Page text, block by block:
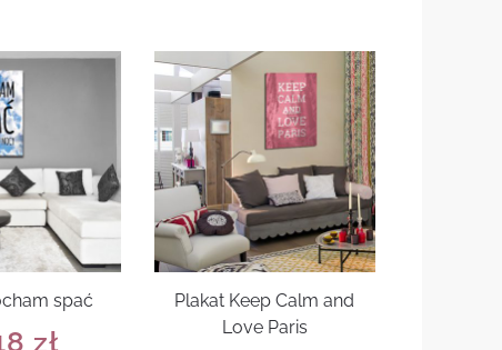
spać
zł
Plakat Keep Calm and
Love Paris